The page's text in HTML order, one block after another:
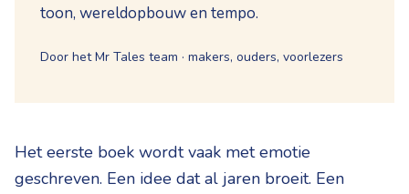
toon, wereldopbouw en tempo.
Door het Mr Tales team · makers, ouders, voorlezers
Het eerste boek wordt vaak met emotie
geschreven. Een idee dat al jaren broeit. Een